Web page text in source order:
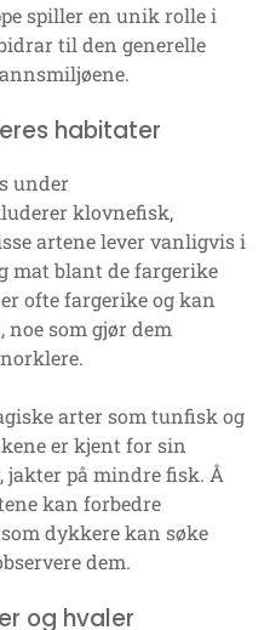
spiller en unik rolle i
til den generelle
habitater
under
klovnefisk,
artene lever vanligvis i
mat blant de fargerike
ofte fargerike og kan
som gjør dem
arter som tunfisk og
er kjent for sin
jakter på mindre fisk. Å
kan forbedre
dykkere kan søke
dem.
og hvaler